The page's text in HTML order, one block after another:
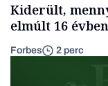
Kiderült,
elmúlt 16
Forbes 2 perc